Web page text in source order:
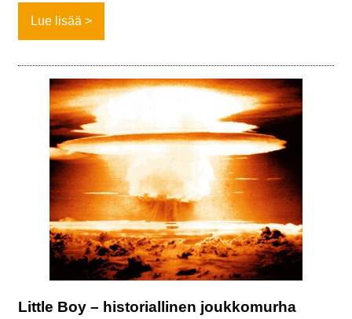
Lue lisää
Little Boy – historiallinen joukkomurha